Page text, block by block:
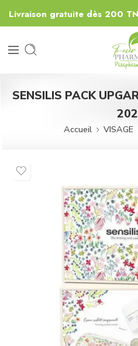
Livraison gratuite dès 200
SENSILIS PACK
Accueil VISAGE